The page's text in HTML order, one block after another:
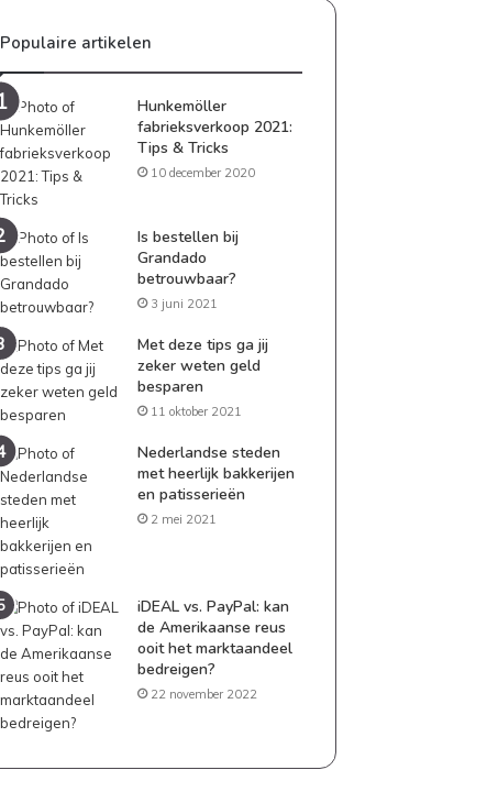
Populaire artikelen
Hunkemöller
fabrieksverkoop 2021:
Tips & Tricks
10 december 2020
Is bestellen bij
Grandado
betrouwbaar?
3 juni 2021
Met deze tips ga jij
zeker weten geld
besparen
11 oktober 2021
Nederlandse steden
met heerlijk bakkerijen
en patisserieën
2 mei 2021
iDEAL vs. PayPal: kan
de Amerikaanse reus
ooit het marktaandeel
bedreigen?
22 november 2022